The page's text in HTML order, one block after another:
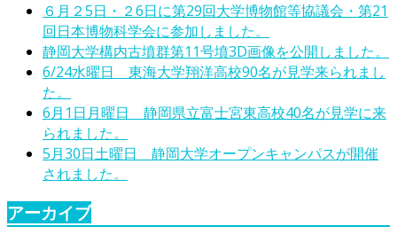
６月２5日・２6日に第29回大学博物館等協議会・第21
回日本博物科学会に参加しました。
静岡大学構内古墳群第11号墳3D画像を公開しました。
6/24水曜日 東海大学翔洋高校90名が見学来られまし
た。
6月1日月曜日 静岡県立富士宮東高校40名が見学に来
られました。
5月30日土曜日 静岡大学オープンキャンパスが開催
されました。
アーカイブ